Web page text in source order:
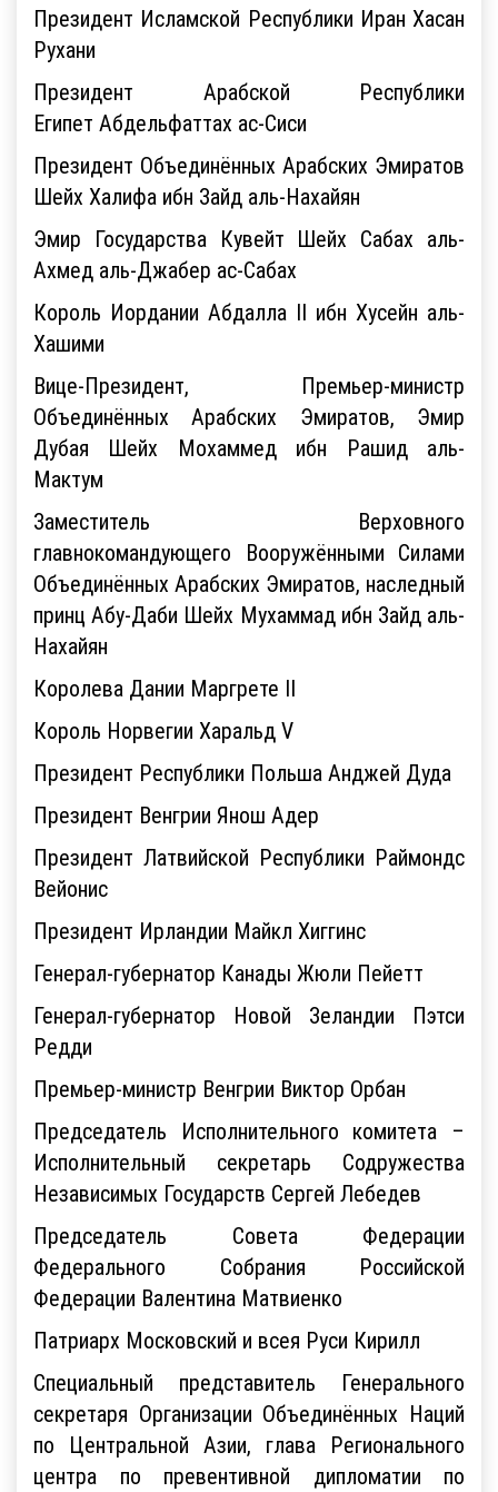
Президент Исламской Республики Иран Хасан
Рухани
Президент Арабской Республики
Египет Абдельфаттах ас-Сиси
Президент Объединённых Арабских Эмиратов
Шейх Халифа ибн Зайд аль-Нахайян
Эмир Государства Кувейт Шейх Сабах аль-
Ахмед аль-Джабер ас-Сабах
Король Иордании Абдалла II ибн Хусейн аль-
Хашими
Вице-Президент, Премьер-министр
Объединённых Арабских Эмиратов, Эмир
Дубая Шейх Мохаммед ибн Рашид аль-
Мактум
Заместитель Верховного
главнокомандующего Вооружёнными Силами
Объединённых Арабских Эмиратов, наследный
принц Абу-Даби Шейх Мухаммад ибн Зайд аль-
Нахайян
Королева Дании Маргрете II
Король Норвегии Харальд V
Президент Республики Польша Анджей Дуда
Президент Венгрии Янош Адер
Президент Латвийской Республики Раймондс
Вейонис
Президент Ирландии Майкл Хиггинс
Генерал-губернатор Канады Жюли Пейетт
Генерал-губернатор Новой Зеландии Пэтси
Редди
Премьер-министр Венгрии Виктор Орбан
Председатель Исполнительного комитета –
Исполнительный секретарь Содружества
Независимых Государств Сергей Лебедев
Председатель Совета Федерации
Федерального Собрания Российской
Федерации Валентина Матвиенко
Патриарх Московский и всея Руси Кирилл
Специальный представитель Генерального
секретаря Организации Объединённых Наций
по Центральной Азии, глава Регионального
центра по превентивной дипломатии по